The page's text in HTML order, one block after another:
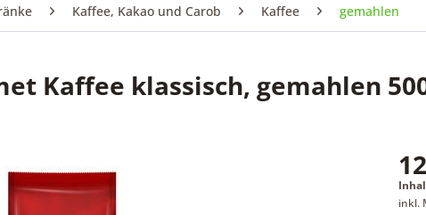
Kaffee, Kakao und Carob Kaffee gemahlen
Kaffee klassisch, gemahlen
inkl.